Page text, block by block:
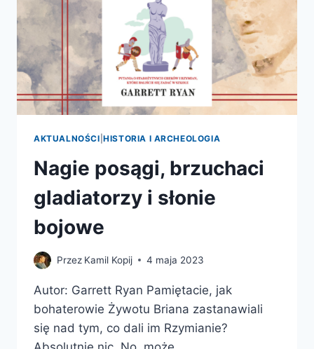
AKTUALNOŚCI |HISTORIA I ARCHEOLOGIA
Nagie posągi, brzuchaci
gladiatorzy i słonie
bojowe
Przez Kamil Kopij 4 maja 2023
Autor: Garrett Ryan Pamiętacie, jak
bohaterowie Żywotu Briana zastanawiali
się nad tym, co dali im Rzymianie?